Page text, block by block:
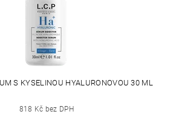
S KYSELINOU HYALURONOVOU 30 ML
818 Kč bez DPH